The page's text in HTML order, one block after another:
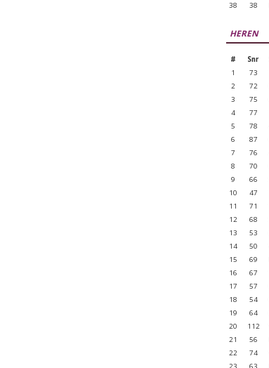
38
38
HEREN
# Snr
1
73
2
72
3
75
4
77
5
78
6
87
7
76
8
70
9
66
10
47
11
71
12
68
13
53
14
50
15
69
16
67
17
57
18
54
19
64
20
112
21
56
22
74